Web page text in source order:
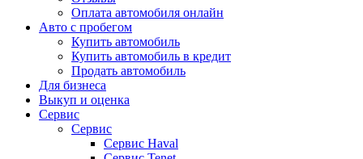
Оплата автомобиля онлайн
Авто с пробегом
Купить автомобиль
Купить автомобиль в кредит
Продать автомобиль
Для бизнеса
Выкуп и оценка
Сервис
Сервис
Сервис Haval